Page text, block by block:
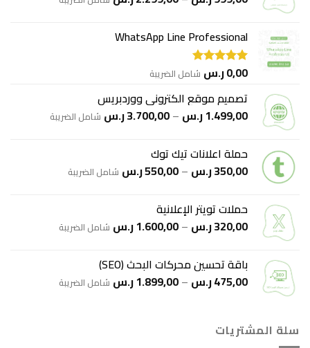
WhatsApp Line Professional
تم التقييم
من 5 0,00ر.س شامل الضريبة
تصميم موقع الكتروني ووردبريس
1.499,00ر.س –
3.700,00ر.س نطاق
خلال
شامل الضريبة
حملة اعلانات تيك توك
350,00ر.س –
550,00ر.س نطاق
خلال
شامل الضريبة
حملات تويتر الإعلانية
320,00ر.س –
1.600,00ر.س نطاق
خلال
شامل الضريبة
باقة تحسين محركات البحث (SEO)
475,00ر.س –
1.899,00ر.س نطاق
شامل الضريبة
سلة المشتريات